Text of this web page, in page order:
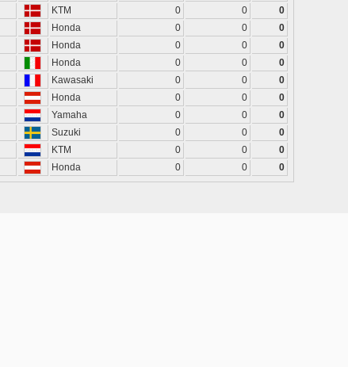
KTM 0 0
0
Honda 0 0
0
Honda 0 0
0
Honda 0 0
0
Kawasaki 0 0
0
Honda 0 0
0
Yamaha 0 0
0
Suzuki 0 0
0
KTM 0 0
0
Honda 0 0 0